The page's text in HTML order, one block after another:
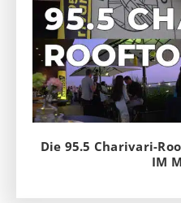
Die 95.5 Charivari-
IM